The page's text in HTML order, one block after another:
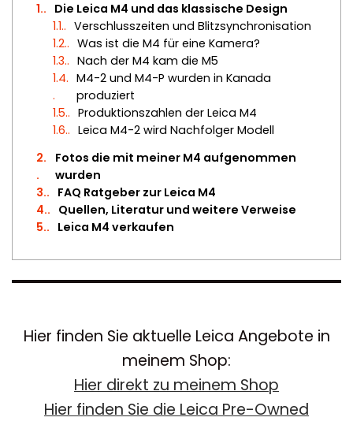
1.
Die Leica M4 und das klassische Design
1.1.
Verschlusszeiten und Blitzsynchronisation
1.2.
Was ist die M4 für eine Kamera?
1.3.
Nach der M4 kam die M5
1.4. M4-2 und M4-P wurden in Kanada
produziert
1.5.
Produktionszahlen der Leica M4
1.6.
Leica M4-2 wird Nachfolger Modell
2.
Fotos die mit meiner M4 aufgenommen
wurden
3.
FAQ Ratgeber zur Leica M4
4.
Quellen, Literatur und weitere Verweise
5.
Leica M4 verkaufen
Hier finden Sie aktuelle Leica Angebote in
meinem Shop:
Hier direkt zu meinem Shop
Hier finden Sie die Leica Pre-Owned